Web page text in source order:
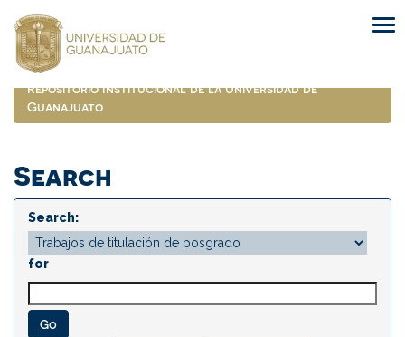
navigation
Repositorio Institucional de la Universidad de
Guanajuato
Search
Search:
for